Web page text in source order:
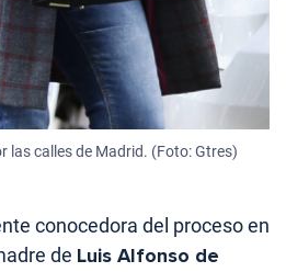
las calles de Madrid. (Foto: Gtres)
conocedora del proceso en
de Luis Alfonso de